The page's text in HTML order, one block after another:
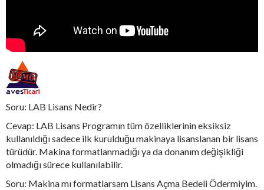
Soru: LAB Lisans Nedir?
Cevap: LAB Lisans Programın tüm özelliklerinin eksiksiz
kullanıldığı sadece ilk kurulduğu makinaya lisanslanan bir lisans
türüdür. Makina formatlanmadığı ya da donanım değişikliği
olmadığı sürece kullanılabilir.
Soru: Makina mı formatlarsam Lisans Açma Bedeli Ödermiyim.